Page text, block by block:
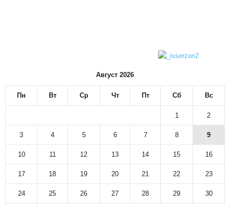
Август 2026
Пн Вт Ср Чт Пт Сб Вс
1 2
3 4 5 6 7 8 9
10 11 12 13 14 15 16
17 18 19 20 21 22 23
24 25 26 27 28 29 30